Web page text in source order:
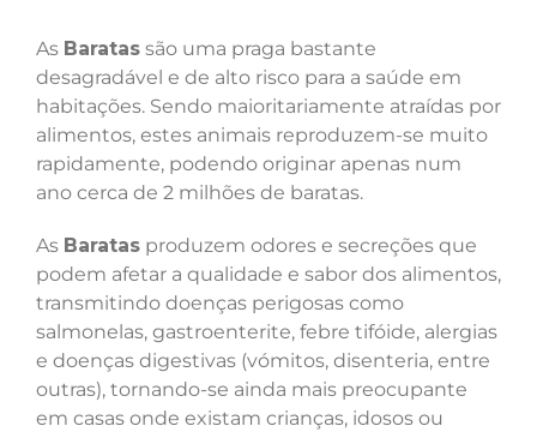
As Baratas são uma praga bastante
desagradável e de alto risco para a saúde em
habitações. Sendo maioritariamente atraídas por
alimentos, estes animais reproduzem-se muito
rapidamente, podendo originar apenas num
ano cerca de 2 milhões de baratas.
As Baratas produzem odores e secreções que
podem afetar a qualidade e sabor dos alimentos,
transmitindo doenças perigosas como
salmonelas, gastroenterite, febre tifóide, alergias
e doenças digestivas (vómitos, disenteria, entre
outras), tornando-se ainda mais preocupante
em casas onde existam crianças, idosos ou